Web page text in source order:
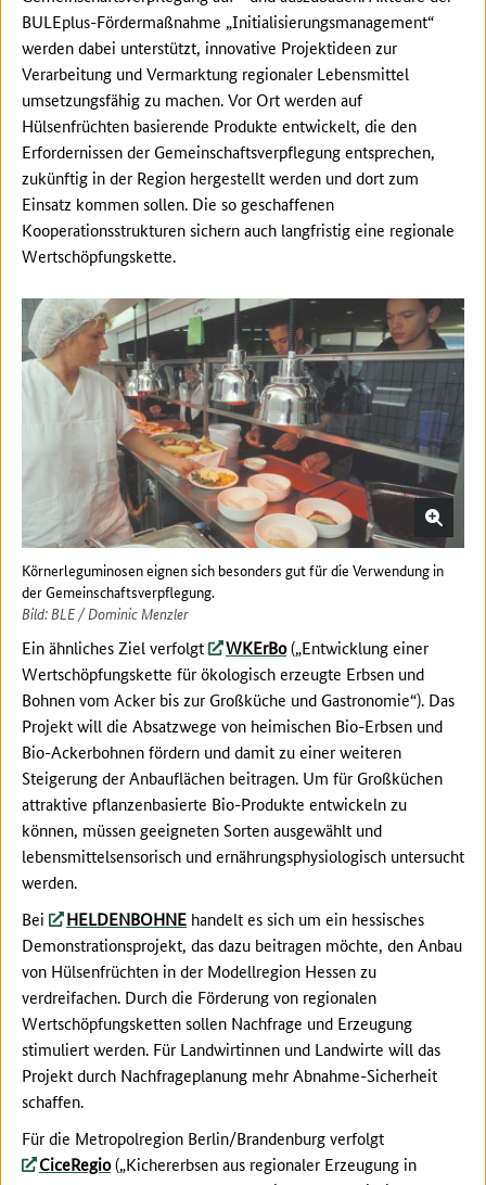
BULEplus-Fördermaßnahme „Initialisierungsmanagement“
werden dabei unterstützt, innovative Projektideen zur
Verarbeitung und Vermarktung regionaler Lebensmittel
umsetzungsfähig zu machen. Vor Ort werden auf
Hülsenfrüchten basierende Produkte entwickelt, die den
Erfordernissen der Gemeinschaftsverpflegung entsprechen,
zukünftig in der Region hergestellt werden und dort zum
Einsatz kommen sollen. Die so geschaffenen
Kooperationsstrukturen sichern auch langfristig eine regionale
Wertschöpfungskette.
Körnerleguminosen eignen sich besonders gut für die Verwendung in
der Gemeinschaftsverpflegung.
Bild: BLE / Dominic Menzler
Ein ähnliches Ziel verfolgt WKErBo(„Entwicklung einer
Wertschöpfungskette für ökologisch erzeugte Erbsen und
Bohnen vom Acker bis zur Großküche und Gastronomie“). Das
Projekt will die Absatzwege von heimischen Bio-Erbsen und
Bio-Ackerbohnen fördern und damit zu einer weiteren
Steigerung der Anbauflächen beitragen. Um für Großküchen
attraktive pflanzenbasierte Bio-Produkte entwickeln zu
können, müssen geeigneten Sorten ausgewählt und
lebensmittelsensorisch und ernährungsphysiologisch untersucht
werden.
Bei
HELDENBOHNE handelt es sich um ein hessisches
Demonstrationsprojekt, das dazu beitragen möchte, den Anbau
von Hülsenfrüchten in der Modellregion Hessen zu
verdreifachen. Durch die Förderung von regionalen
Wertschöpfungsketten sollen Nachfrage und Erzeugung
stimuliert werden. Für Landwirtinnen und Landwirte will das
Projekt durch Nachfrageplanung mehr Abnahme-Sicherheit
schaffen.
Für die Metropolregion Berlin/Brandenburg verfolgt
CiceRegio(„Kichererbsen aus regionaler Erzeugung in